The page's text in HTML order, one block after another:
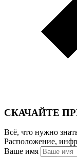
СКАЧАЙТЕ
Всё, что нужно
Расположение,
Ваше имя